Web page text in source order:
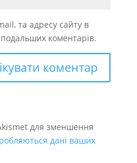
та адресу сайту в
коментарів.
для зменшення
дані ваших